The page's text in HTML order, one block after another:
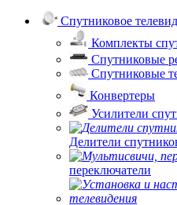
Спутниковое
Комплекты
Спутниковые
Спутниковые
Конвертеры
Усилители
Делители
переключатели